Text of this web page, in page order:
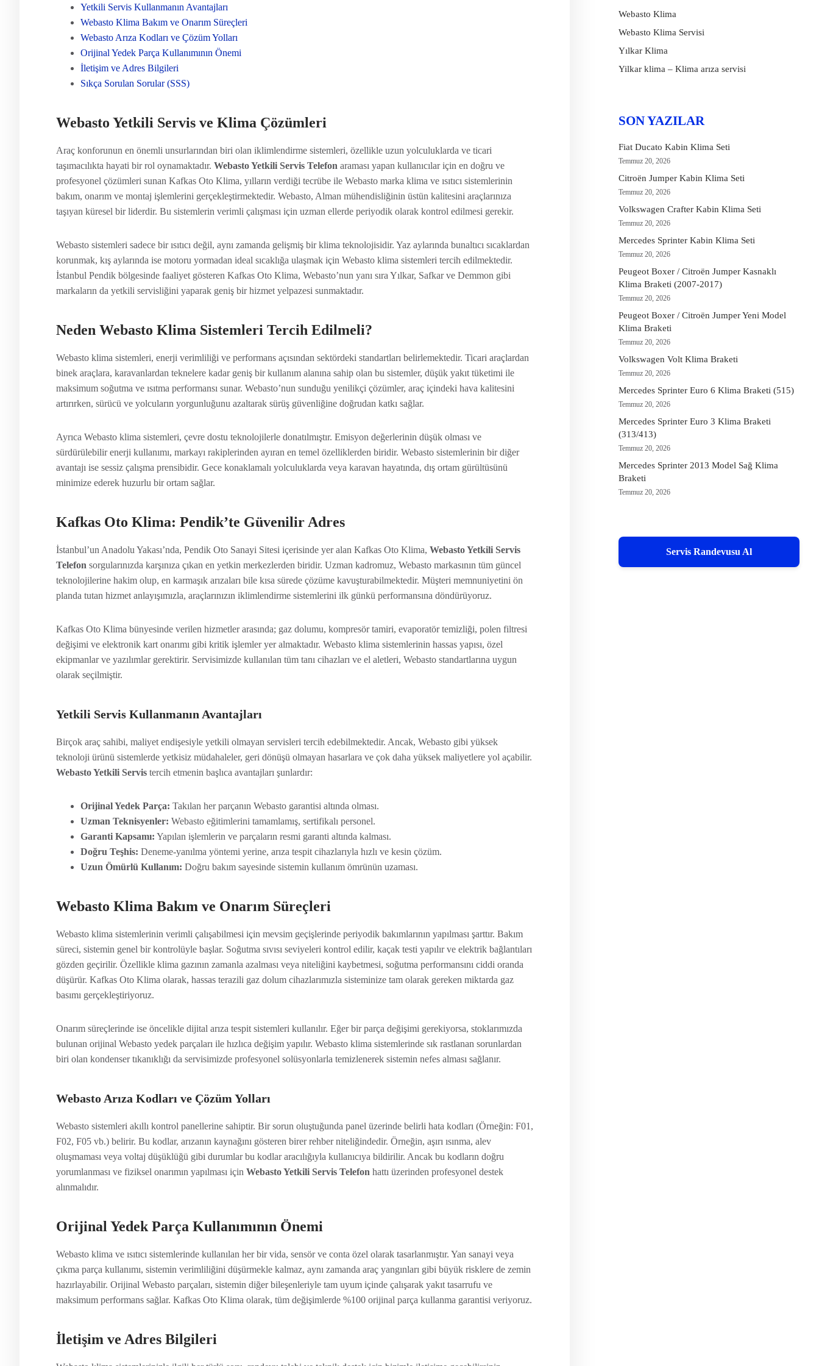
Yetkili Servis Kullanmanın Avantajları
Webasto Klima Bakım ve Onarım Süreçleri
Webasto Arıza Kodları ve Çözüm Yolları
Orijinal Yedek Parça Kullanımının Önemi
İletişim ve Adres Bilgileri
Sıkça Sorulan Sorular (SSS)
Webasto Yetkili Servis ve Klima Çözümleri
Araç konforunun en önemli unsurlarından biri olan iklimlendirme sistemleri, özellikle uzun yolculuklarda ve ticari
taşımacılıkta hayati bir rol oynamaktadır. Webasto Yetkili Servis Telefon araması yapan kullanıcılar için en doğru ve
profesyonel çözümleri sunan Kafkas Oto Klima, yılların verdiği tecrübe ile Webasto marka klima ve ısıtıcı sistemlerinin
bakım, onarım ve montaj işlemlerini gerçekleştirmektedir. Webasto, Alman mühendisliğinin üstün kalitesini araçlarınıza
taşıyan küresel bir liderdir. Bu sistemlerin verimli çalışması için uzman ellerde periyodik olarak kontrol edilmesi gerekir.
Webasto sistemleri sadece bir ısıtıcı değil, aynı zamanda gelişmiş bir klima teknolojisidir. Yaz aylarında bunaltıcı sıcaklardan
korunmak, kış aylarında ise motoru yormadan ideal sıcaklığa ulaşmak için Webasto klima sistemleri tercih edilmektedir.
İstanbul Pendik bölgesinde faaliyet gösteren Kafkas Oto Klima, Webasto’nun yanı sıra Yılkar, Safkar ve Demmon gibi
markaların da yetkili servisliğini yaparak geniş bir hizmet yelpazesi sunmaktadır.
Neden Webasto Klima Sistemleri Tercih Edilmeli?
Webasto klima sistemleri, enerji verimliliği ve performans açısından sektördeki standartları belirlemektedir. Ticari araçlardan
binek araçlara, karavanlardan teknelere kadar geniş bir kullanım alanına sahip olan bu sistemler, düşük yakıt tüketimi ile
maksimum soğutma ve ısıtma performansı sunar. Webasto’nun sunduğu yenilikçi çözümler, araç içindeki hava kalitesini
artırırken, sürücü ve yolcuların yorgunluğunu azaltarak sürüş güvenliğine doğrudan katkı sağlar.
Ayrıca Webasto klima sistemleri, çevre dostu teknolojilerle donatılmıştır. Emisyon değerlerinin düşük olması ve
sürdürülebilir enerji kullanımı, markayı rakiplerinden ayıran en temel özelliklerden biridir. Webasto sistemlerinin bir diğer
avantajı ise sessiz çalışma prensibidir. Gece konaklamalı yolculuklarda veya karavan hayatında, dış ortam gürültüsünü
minimize ederek huzurlu bir ortam sağlar.
Kafkas Oto Klima: Pendik’te Güvenilir Adres
İstanbul’un Anadolu Yakası’nda, Pendik Oto Sanayi Sitesi içerisinde yer alan Kafkas Oto Klima, Webasto Yetkili Servis
Telefon sorgularınızda karşınıza çıkan en yetkin merkezlerden biridir. Uzman kadromuz, Webasto markasının tüm güncel
teknolojilerine hakim olup, en karmaşık arızaları bile kısa sürede çözüme kavuşturabilmektedir. Müşteri memnuniyetini ön
planda tutan hizmet anlayışımızla, araçlarınızın iklimlendirme sistemlerini ilk günkü performansına döndürüyoruz.
Kafkas Oto Klima bünyesinde verilen hizmetler arasında; gaz dolumu, kompresör tamiri, evaporatör temizliği, polen filtresi
değişimi ve elektronik kart onarımı gibi kritik işlemler yer almaktadır. Webasto klima sistemlerinin hassas yapısı, özel
ekipmanlar ve yazılımlar gerektirir. Servisimizde kullanılan tüm tanı cihazları ve el aletleri, Webasto standartlarına uygun
olarak seçilmiştir.
Yetkili Servis Kullanmanın Avantajları
Birçok araç sahibi, maliyet endişesiyle yetkili olmayan servisleri tercih edebilmektedir. Ancak, Webasto gibi yüksek
teknoloji ürünü sistemlerde yetkisiz müdahaleler, geri dönüşü olmayan hasarlara ve çok daha yüksek maliyetlere yol açabilir.
Webasto Yetkili Servis tercih etmenin başlıca avantajları şunlardır:
Orijinal Yedek Parça: Takılan her parçanın Webasto garantisi altında olması.
Uzman Teknisyenler: Webasto eğitimlerini tamamlamış, sertifikalı personel.
Garanti Kapsamı: Yapılan işlemlerin ve parçaların resmi garanti altında kalması.
Doğru Teşhis: Deneme-yanılma yöntemi yerine, arıza tespit cihazlarıyla hızlı ve kesin çözüm.
Uzun Ömürlü Kullanım: Doğru bakım sayesinde sistemin kullanım ömrünün uzaması.
Webasto Klima Bakım ve Onarım Süreçleri
Webasto klima sistemlerinin verimli çalışabilmesi için mevsim geçişlerinde periyodik bakımlarının yapılması şarttır. Bakım
süreci, sistemin genel bir kontrolüyle başlar. Soğutma sıvısı seviyeleri kontrol edilir, kaçak testi yapılır ve elektrik bağlantıları
gözden geçirilir. Özellikle klima gazının zamanla azalması veya niteliğini kaybetmesi, soğutma performansını ciddi oranda
düşürür. Kafkas Oto Klima olarak, hassas terazili gaz dolum cihazlarımızla sisteminize tam olarak gereken miktarda gaz
basımı gerçekleştiriyoruz.
Onarım süreçlerinde ise öncelikle dijital arıza tespit sistemleri kullanılır. Eğer bir parça değişimi gerekiyorsa, stoklarımızda
bulunan orijinal Webasto yedek parçaları ile hızlıca değişim yapılır. Webasto klima sistemlerinde sık rastlanan sorunlardan
biri olan kondenser tıkanıklığı da servisimizde profesyonel solüsyonlarla temizlenerek sistemin nefes alması sağlanır.
Webasto Arıza Kodları ve Çözüm Yolları
Webasto sistemleri akıllı kontrol panellerine sahiptir. Bir sorun oluştuğunda panel üzerinde belirli hata kodları (Örneğin: F01,
F02, F05 vb.) belirir. Bu kodlar, arızanın kaynağını gösteren birer rehber niteliğindedir. Örneğin, aşırı ısınma, alev
oluşmaması veya voltaj düşüklüğü gibi durumlar bu kodlar aracılığıyla kullanıcıya bildirilir. Ancak bu kodların doğru
yorumlanması ve fiziksel onarımın yapılması için Webasto Yetkili Servis Telefon hattı üzerinden profesyonel destek
alınmalıdır.
Orijinal Yedek Parça Kullanımının Önemi
Webasto klima ve ısıtıcı sistemlerinde kullanılan her bir vida, sensör ve conta özel olarak tasarlanmıştır. Yan sanayi veya
çıkma parça kullanımı, sistemin verimliliğini düşürmekle kalmaz, aynı zamanda araç yangınları gibi büyük risklere de zemin
hazırlayabilir. Orijinal Webasto parçaları, sistemin diğer bileşenleriyle tam uyum içinde çalışarak yakıt tasarrufu ve
maksimum performans sağlar. Kafkas Oto Klima olarak, tüm değişimlerde %100 orijinal parça kullanma garantisi veriyoruz.
İletişim ve Adres Bilgileri
Webasto Klima
Webasto Klima Servisi
Yılkar Klima
Yilkar klima – Klima arıza servisi
SON YAZILAR
Fiat Ducato Kabin Klima Seti
Temmuz 20, 2026
Citroën Jumper Kabin Klima Seti
Temmuz 20, 2026
Volkswagen Crafter Kabin Klima Seti
Temmuz 20, 2026
Mercedes Sprinter Kabin Klima Seti
Temmuz 20, 2026
Peugeot Boxer / Citroën Jumper Kasnaklı
Klima Braketi (2007-2017)
Temmuz 20, 2026
Peugeot Boxer / Citroën Jumper Yeni Model
Klima Braketi
Temmuz 20, 2026
Volkswagen Volt Klima Braketi
Temmuz 20, 2026
Mercedes Sprinter Euro 6 Klima Braketi (515)
Temmuz 20, 2026
Mercedes Sprinter Euro 3 Klima Braketi
(313/413)
Temmuz 20, 2026
Mercedes Sprinter 2013 Model Sağ Klima
Braketi
Temmuz 20, 2026
Servis Randevusu Al